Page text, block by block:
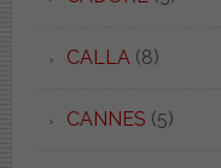
CALLA(8)
CANNES (5)